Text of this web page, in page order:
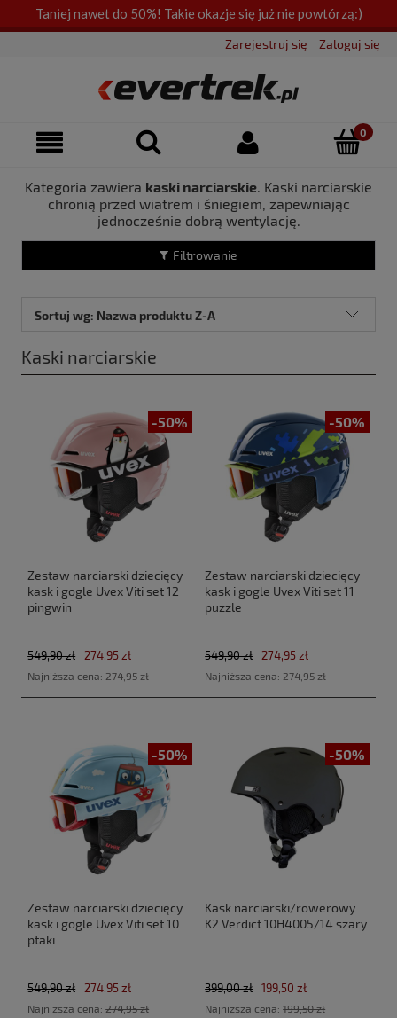
Taniej nawet do 50%! Takie okazje się już nie powtórzą:)
Zarejestruj się Zaloguj się
Filtrowanie
Kategoria zawiera kaski narciarskie. Kaski narciarskie
chronią przed wiatrem i śniegiem, zapewniając
jednocześnie dobrą wentylację.
Kaski narciarskie
Sortuj wg: Nazwa produktu Z-A
-50%
Zestaw narciarski dziecięcy
kask i gogle Uvex Viti set 12
pingwin
274,95 zł
549,90 zł
Najniższa cena:274,95 zł
-50%
Zestaw narciarski dziecięcy
kask i gogle Uvex Viti set 11
puzzle
274,95 zł
549,90 zł
Najniższa cena:274,95 zł
-50%
Zestaw narciarski dziecięcy
kask i gogle Uvex Viti set 10
ptaki
274,95 zł
549,90 zł
Najniższa cena:274,95 zł
-50%
Kask narciarski/rowerowy
K2 Verdict 10H4005/14 szary
199,50 zł
399,00 zł
Najniższa cena:199,50 zł